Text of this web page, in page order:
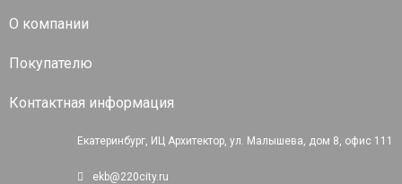
О компании
Покупателю
Контактная информация
Екатеринбург, ИЦ Архитектор, ул. Малышева, дом 8, офис 111
ekb@220city.ru